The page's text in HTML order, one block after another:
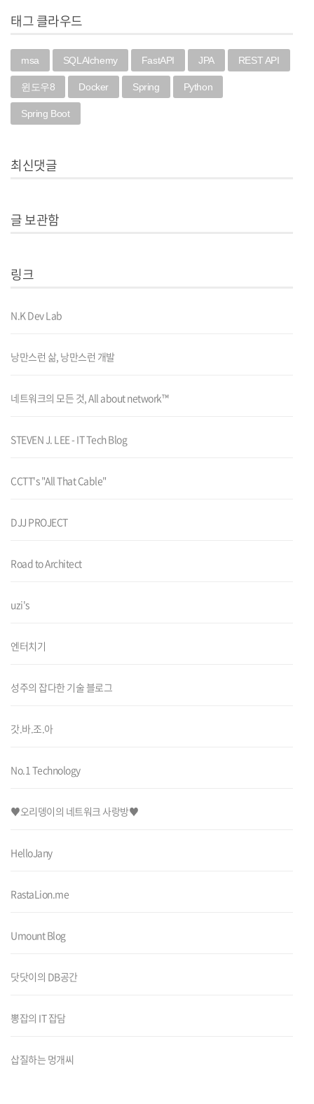
태그 클라우드
msa SQLAlchemy FastAPI JPA REST API
윈도우8 Docker Spring Python
Spring Boot
최신댓글
글 보관함
링크
N.K Dev Lab
낭만스런 삶, 낭만스런 개발
네트워크의 모든 것, All about network™
STEVEN J. LEE - IT Tech Blog
CCTT's "All That Cable"
DJJ PROJECT
Road to Architect
uzi's
엔터치기
성주의 잡다한 기술 블로그
갓.바.조.아
No.1 Technology
♥오리뎅이의 네트워크 사랑방♥
HelloJany
RastaLion.me
Umount Blog
닷닷이의 DB공간
뽕잡의 IT 잡담
삽질하는 멍개씨